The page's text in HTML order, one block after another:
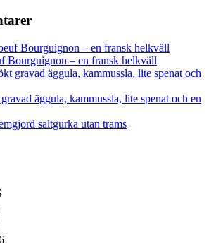
Bourguignon – en fransk helkväll
Bourguignon – en fransk helkväll
gravad äggula, kammussla, lite spenat och
äggula, kammussla, lite spenat och en
saltgurka utan trams